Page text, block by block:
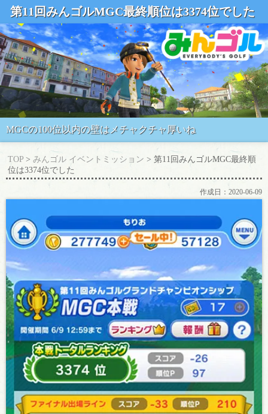
第11回みんゴルMGC最終順位は3374位でした
MGCの100位以内の壁はメチャクチャ厚いね
TOP > みんゴル イベントミッション > 第11回みんゴルMGC最終順
位は3374位でした
作成日： 2020-06-09